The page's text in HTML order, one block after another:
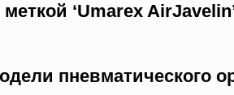
‘Umarex
пневматического